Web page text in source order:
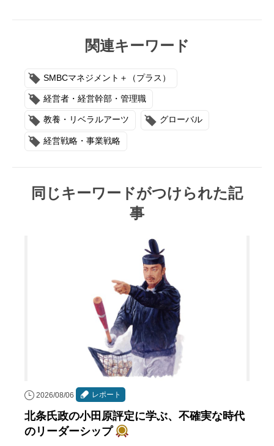
関連キーワード
SMBCマネジメント＋（プラス）
経営者・経営幹部・管理職
教養・リベラルアーツ グローバル
経営戦略・事業戦略
同じキーワードがつけられた記
事
2026/08/06 レポート
北条氏政の小田原評定に学ぶ、不確実な時代
のリーダーシップ